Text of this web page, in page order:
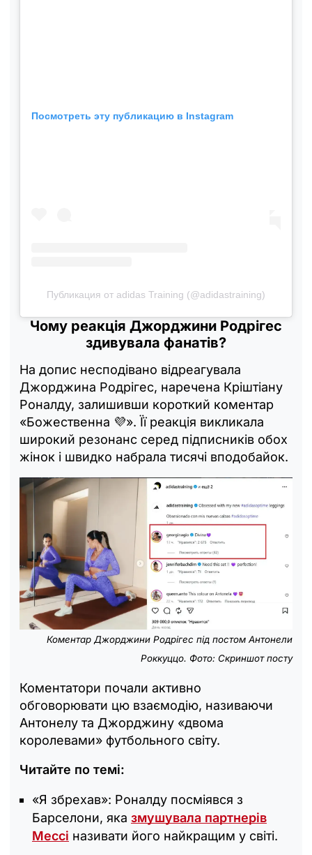
Посмотреть эту публикацию в Instagram
Публикация от adidas Training (@adidastraining)
Чому реакція Джорджини Родрігес
здивувала фанатів?
На допис несподівано відреагувала
Джорджина Родрігес, наречена Кріштіану
Роналду, залишивши короткий коментар
«Божественна 💜». Її реакція викликала
широкий резонанс серед підписників обох
жінок і швидко набрала тисячі вподобайок.
Коментар Джорджини Родрігес під постом Антонели
Роккуццо. Фото: Скриншот посту
Коментатори почали активно
обговорювати цю взаємодію, називаючи
Антонелу та Джорджину «двома
королевами» футбольного світу.
Читайте по темі:
«Я збрехав»: Роналду посміявся з
Барселони, яка змушувала партнерів
Мессі називати його найкращим у світі.